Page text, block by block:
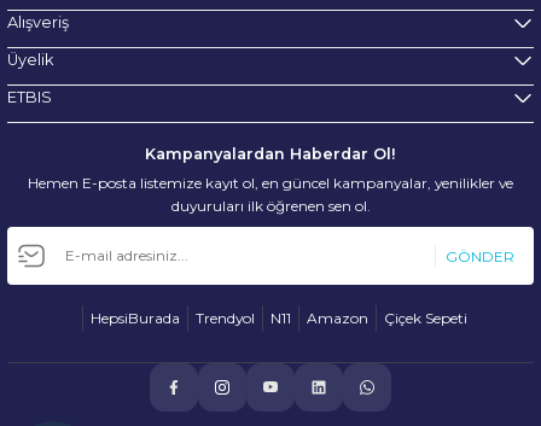
Alışveriş
Üyelik
ETBIS
Kampanyalardan Haberdar Ol!
Hemen E-posta listemize kayıt ol, en güncel kampanyalar, yenilikler ve
duyuruları ilk öğrenen sen ol.
GÖNDER
HepsiBurada Trendyol N11 Amazon Çiçek Sepeti